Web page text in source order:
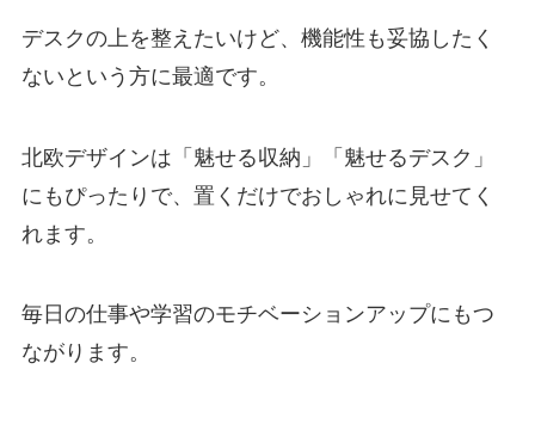
デスクの上を整えたいけど、機能性も妥協したく
ないという方に最適です。
北欧デザインは「魅せる収納」「魅せるデスク」
にもぴったりで、置くだけでおしゃれに見せてく
れます。
毎日の仕事や学習のモチベーションアップにもつ
ながります。